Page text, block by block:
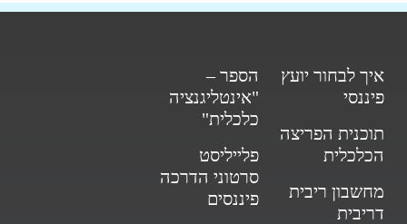
איך לבחור יועץ
פיננסי
תוכנית הפריצה
הכלכלית
מחשבון ריבית
דריבית
הספר –
"אינטליגנציה
כלכלית"
פלייליסט
סרטוני הדרכה
פיננסים